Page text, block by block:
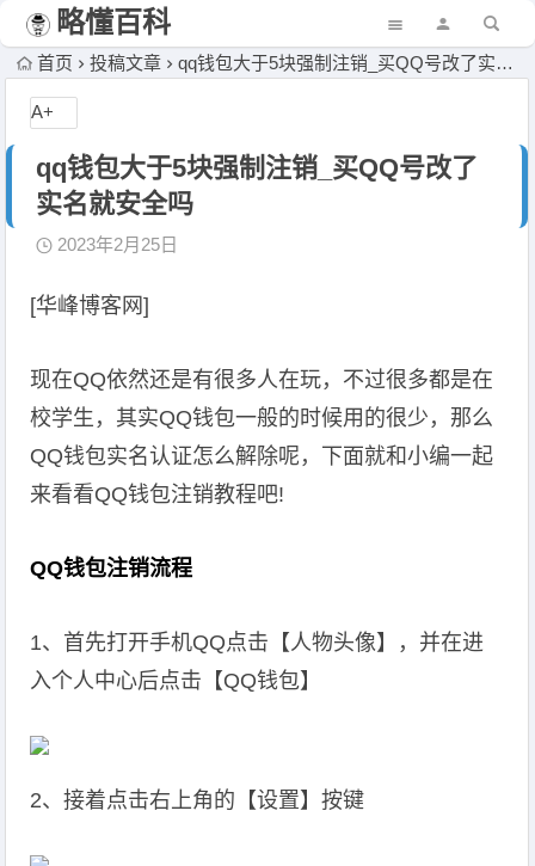
略懂百科
首页 投稿文章 qq钱包大于5块强制注销_买QQ号改了实名就安全吗
qq钱包大于5块强制注销_买QQ号改了
实名就安全吗
2023年2月25日
[华峰博客网]
现在QQ依然还是有很多人在玩，不过很多都是在
校学生，其实QQ钱包一般的时候用的很少，那么
QQ钱包实名认证怎么解除呢，下面就和小编一起
来看看QQ钱包注销教程吧!
QQ钱包注销流程
1、首先打开手机QQ点击【人物头像】，并在进
入个人中心后点击【QQ钱包】
2、接着点击右上角的【设置】按键
A+